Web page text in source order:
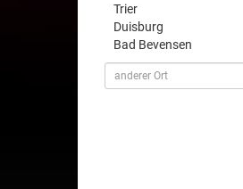
Trier
Duisburg
Bad Bevensen